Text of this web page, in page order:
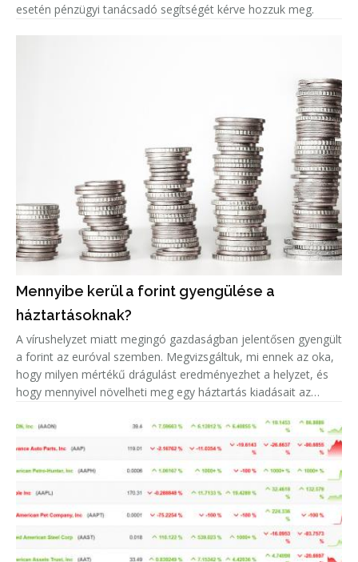
esetén pénzügyi tanácsadó segítségét kérve hozzuk meg.
Mennyibe kerül a forint gyengülése a
háztartásoknak?
A vírushelyzet miatt megingó gazdaságban jelentősen gyengült
a forint az euróval szemben. Megvizsgáltuk, mi ennek az oka,
hogy milyen mértékű drágulást eredményezhet a helyzet, és
hogy mennyivel növelheti meg egy háztartás kiadásait az